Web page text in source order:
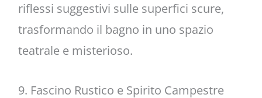
riflessi suggestivi sulle superfici scure,
trasformando il bagno in uno spazio
teatrale e misterioso.
9. Fascino Rustico e Spirito Campestre